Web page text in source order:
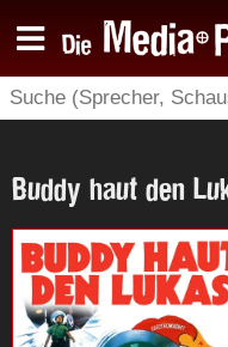
Buddy haut den